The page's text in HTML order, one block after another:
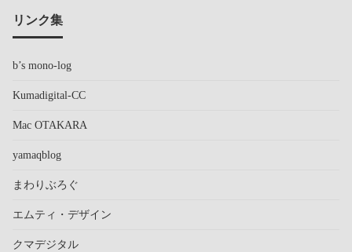
リンク集
b’s mono-log
Kumadigital-CC
Mac OTAKARA
yamaqblog
まわりぶろぐ
エムティ・デザイン
クマデジタル